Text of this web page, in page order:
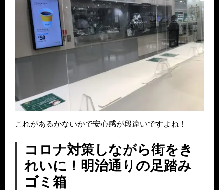
これがあるかないかで安心感が段違いですよね！
コロナ対策しながら街をき
れいに！明治通りの足踏み
ゴミ箱